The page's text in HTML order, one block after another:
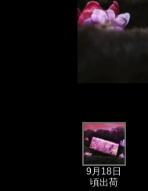
9月18日
頃出荷